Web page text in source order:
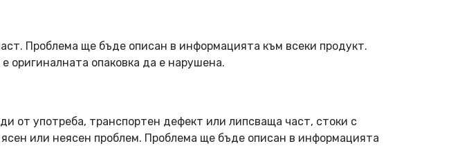
Проблема ще бъде описан в информацията към всеки продукт.
оригиналната опаковка да е нарушена.
от употреба, транспортен дефект или липсваща част, стоки с
или неясен проблем. Проблема ще бъде описан в информацията